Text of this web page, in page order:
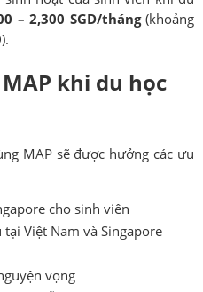
– 2,300 SGD/tháng(khoảng
khi du học
MAP sẽ được hưởng các ưu
cho sinh viên
Việt Nam và Singapore
vọng